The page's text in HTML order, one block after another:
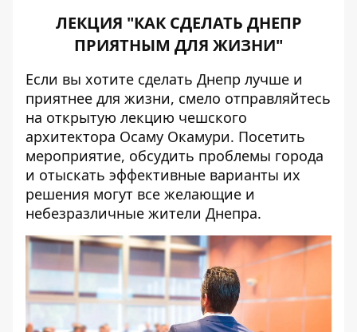
ЛЕКЦИЯ "КАК СДЕЛАТЬ ДНЕПР
ПРИЯТНЫМ ДЛЯ ЖИЗНИ"
Если вы хотите сделать Днепр лучше и
приятнее для жизни, смело отправляйтесь
на открытую лекцию чешского
архитектора Осаму Окамури. Посетить
мероприятие, обсудить проблемы города
и отыскать эффективные варианты их
решения могут все желающие и
небезразличные жители Днепра.